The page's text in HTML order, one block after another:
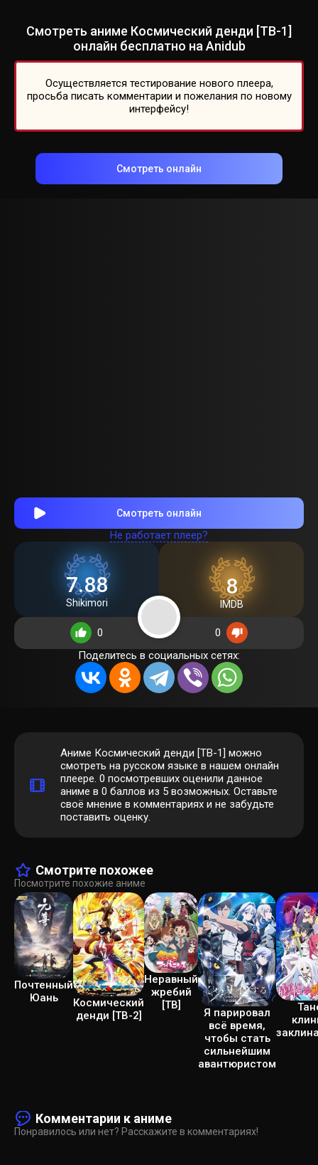
Смотреть аниме Космический денди [ТВ-1]
онлайн бесплатно на Anidub
Осуществляется тестирование нового плеера,
просьба писать комментарии и пожелания по новому
интерфейсу!
Смотреть онлайн
Смотреть онлайн
Не работает плеер?
7.88
Shikimori
8
IMDB
0
0
Поделитесь в социальных сетях:
Аниме Космический денди [ТВ-1] можно
смотреть на русском языке в нашем онлайн
плеере. 0 посмотревших оценили данное
аниме в 0 баллов из 5 возможных. Оставьте
своё мнение в комментариях и не забудьте
поставить оценку.
Смотрите похожее
Посмотрите похожие аниме
Почтенный
Юань
Космический
денди [ТВ-2]
Неравный
жребий
[ТВ]
Я парировал
всё время,
чтобы стать
сильнейшим
авантюристом
Комментарии к аниме
Понравилось или нет? Расскажите в комментариях!